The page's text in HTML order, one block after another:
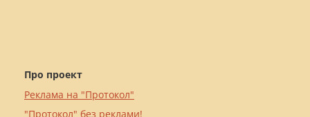
Про проект
Реклама на "Протокол"
"Протокол" без реклами!